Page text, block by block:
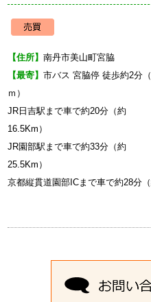
【住所】南丹市美山町宮脇
【最寄】市バス 宮脇停 徒歩約2分
JR日吉駅まで車で約20分（約
JR園部駅まで車で約33分（約
京都縦貫道園部ICまで車で約28分（